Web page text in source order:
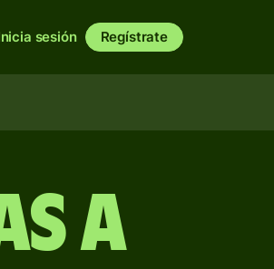
sesión Regístrate
a